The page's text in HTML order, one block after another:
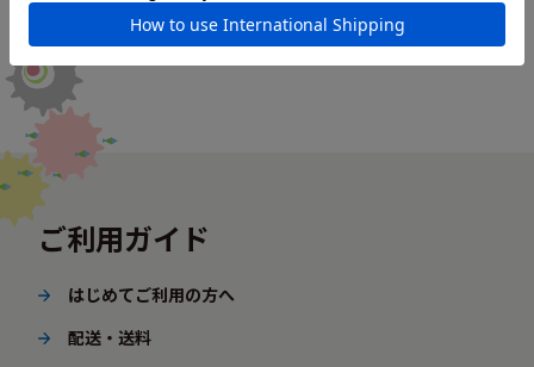
ご利用ガイド
はじめてご利用の方へ
配送・送料